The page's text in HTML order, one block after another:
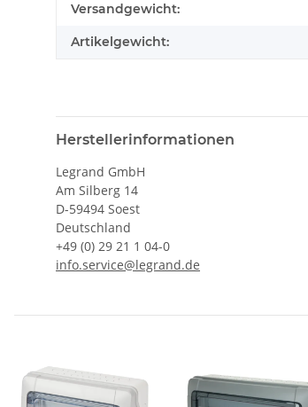
Versandgewicht:
Artikelgewicht:
Herstellerinformationen
Legrand GmbH
Am Silberg 14
D-59494 Soest
Deutschland
+49 (0) 29 21 1 04-0
info.service@legrand.de